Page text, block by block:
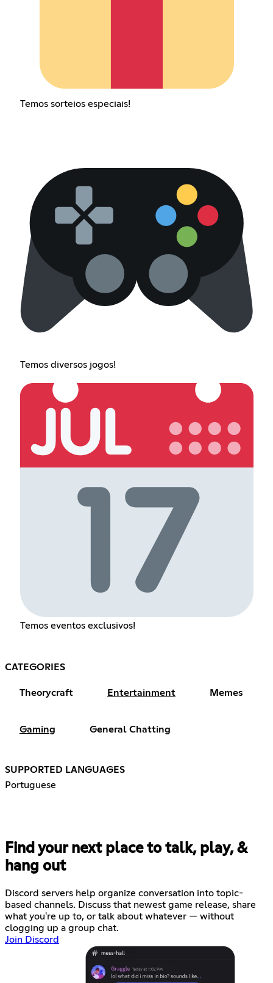
Temos sorteios especiais!
Temos diversos jogos!
Temos eventos exclusivos!
CATEGORIES
Theorycraft Entertainment Memes
Gaming General Chatting
SUPPORTED LANGUAGES
Portuguese
Find your next place to talk, play, &
hang out
Discord servers help organize conversation into topic-
based channels. Discuss that newest game release, share
what you're up to, or talk about whatever — without
clogging up a group chat.
Join Discord